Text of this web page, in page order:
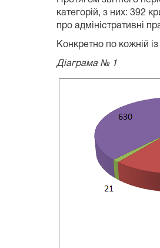
категорій, з них: 392
про адміністративні
Конкретно по кожній
Діаграма № 1